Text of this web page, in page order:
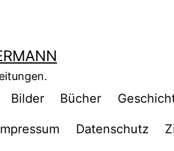
Bilder Bücher
Datenschutz